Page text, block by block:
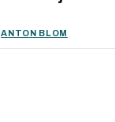
ANTON BLOM